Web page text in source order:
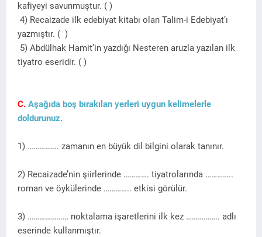
kafiyeyi savunmuştur. ( )
4) Recaizade ilk edebiyat kitabı olan Talim-i Edebiyat’ı
yazmıştır. ( )
5) Abdülhak Hamit’in yazdığı Nesteren aruzla yazılan ilk
tiyatro eseridir. ( )
C. Aşağıda boş bırakılan yerleri uygun kelimelerle
doldurunuz.
1) ……………. zamanın en büyük dil bilgini olarak tanınır.
2) Recaizade’nin şiirlerinde …………. tiyatrolarında …………..
roman ve öykülerinde ………….. etkisi görülür.
3) ………………… noktalama işaretlerini ilk kez …………….. adlı
eserinde kullanmıştır.